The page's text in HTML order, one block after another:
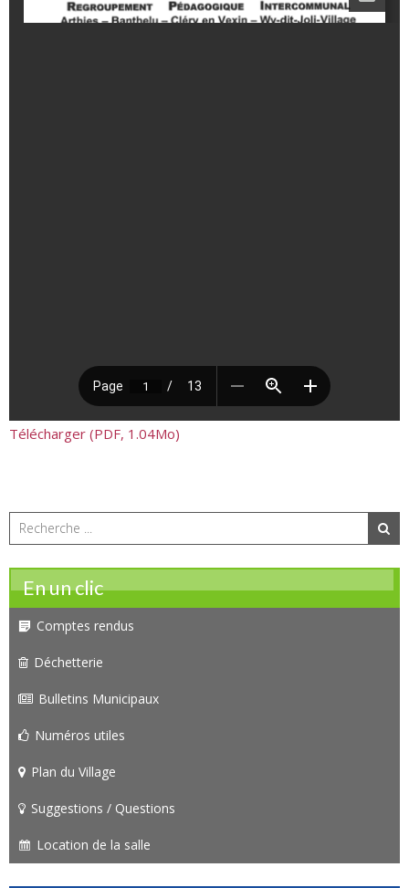
Télécharger (PDF, 1.04Mo)
En un clic
Comptes rendus
Déchetterie
Bulletins Municipaux
Numéros utiles
Plan du Village
Suggestions / Questions
Location de la salle